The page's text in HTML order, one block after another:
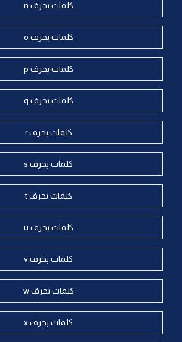
كلمات بحرف n
كلمات بحرف o
كلمات بحرف p
كلمات بحرف q
كلمات بحرف r
كلمات بحرف s
كلمات بحرف t
كلمات بحرف u
كلمات بحرف v
كلمات بحرف w
كلمات بحرف x